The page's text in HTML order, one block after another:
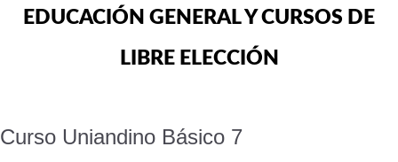
EDUCACIÓN GENERAL Y CURSOS DE
LIBRE ELECCIÓN
Curso Uniandino Básico 7